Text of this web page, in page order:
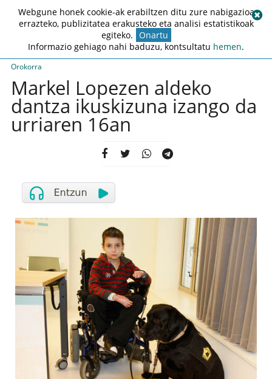
Orokorra
Markel Lopezen aldeko
dantza ikuskizuna izango da
urriaren 16an
Webgune honek cookie-ak erabiltzen ditu zure nabigazioa
errazteko, publizitatea erakusteko eta analisi estatistikoak
egiteko. Onartu
Informazio gehiago nahi baduzu, kontsultatu hemen.